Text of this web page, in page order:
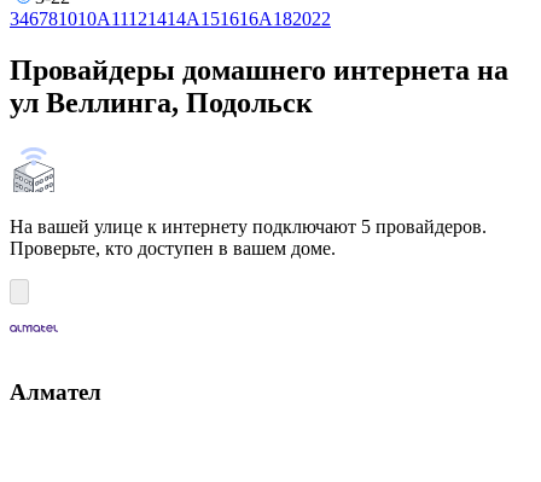
346781010А11121414А151616А182022
Провайдеры домашнего интернета на
ул Веллинга, Подольск
На вашей улице к интернету подключают 5 провайдеров.
Проверьте, кто доступен в вашем доме.
Алмател